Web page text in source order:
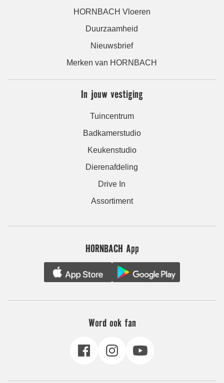
HORNBACH Vloeren
Duurzaamheid
Nieuwsbrief
Merken van HORNBACH
In jouw vestiging
Tuincentrum
Badkamerstudio
Keukenstudio
Dierenafdeling
Drive In
Assortiment
HORNBACH App
Word ook fan